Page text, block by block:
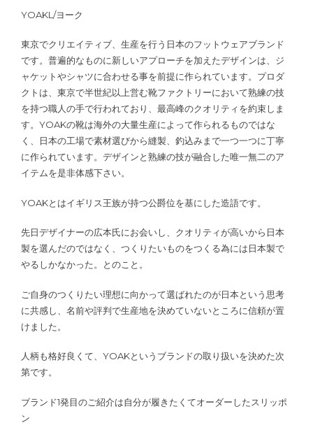
YOAKL/ヨーク
東京でクリエイティブ、生産を行う日本のフットウェアブランド
です。普遍的なものに新しいアプローチを加えたデザインは、ジ
ャケットやシャツに合わせる事を前提に作られています。プロダ
クトは、東京で半世紀以上営む靴ファクトリーにおいて熟練の技
を持つ職人の手で行われており、最高峰のクオリティを約束しま
す。YOAKの靴は海外の大量生産によって作られるものではな
く、日本の工場で素材選びから縫製、釣込みまで一つ一つに丁寧
に作られています。デザインと熟練の技が融合した唯一無二のア
イテムを是非体感下さい。
YOAKとはイギリス王族が持つ公爵位を基にした造語です。
先日デザイナーの広本氏にお会いし、クオリティが高いから日本
製を選んだのではなく、つくりたいものをつくる為には日本製で
やるしかなかった。とのこと。
ご自身のつくりたい理想に向かって選ばれたのが日本という思考
に共感し、名前や評判で生産地を決めていないところに信頼が置
けました。
人柄も格好良くて、YOAKというブランドの取り扱いを決めた次
第です。
ブランド1発目のご紹介は自分が履きたくてオーダーしたスリッポ
ン